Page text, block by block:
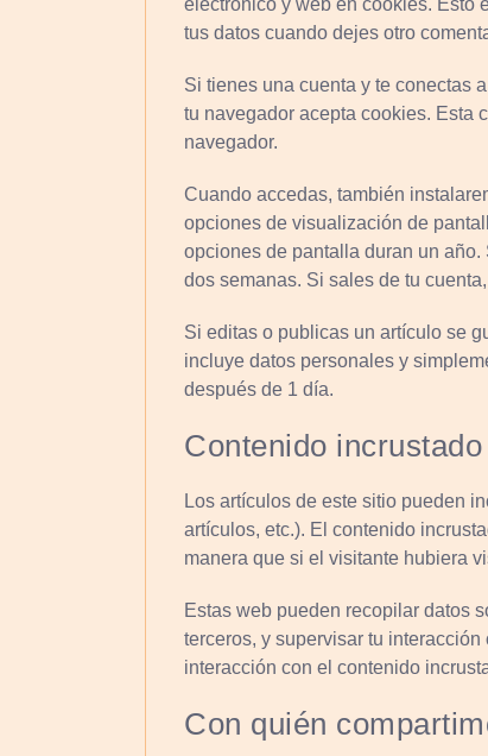
tus datos cuando dejes otro
Si tienes una cuenta y te conectas
tu navegador acepta cookies. Esta
navegador.
Cuando accedas, también
opciones de visualización de
opciones de pantalla duran un
dos semanas. Si sales de tu
Si editas o publicas un artículo se
incluye datos personales y
después de 1 día.
Contenido
Los artículos de este sitio pueden
artículos, etc.). El contenido
manera que si el visitante hubiera
Estas web pueden recopilar datos
terceros, y supervisar tu
interacción con el contenido
Con quién